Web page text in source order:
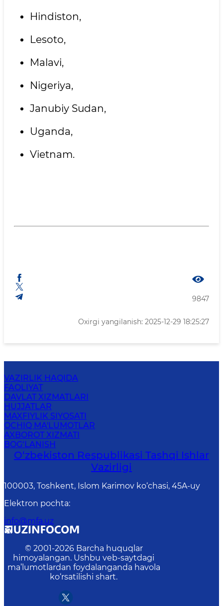
Hindiston,
Lesoto,
Malavi,
Nigeriya,
Janubiy Sudan,
Uganda,
Vietnam.
9847
Oxirgi yangilanish: 2025-12-29 18:25:27
VAZIRLIK HAQIDA
FAOLIYAT
DAVLAT XIZMATLARI
HUJJATLAR
MAXFIYLIK SIYOSATI
OCHIQ MA'LUMOTLAR
AXBOROT XIZMATI
BOG‘LANISH
O‘zbеkistоn Rеspublikаsi Tashqi Ishlаr
Vаzirligi
100003, Toshkent, Islom Karimov ko‘chasi, 45A-uy
Elektron pochta:
info@mfa.uz
© 2001-2026 Barcha huquqlar
himoyalangan. Ushbu veb-saytdagi
ma’lumotlardan foydalanganda havola
ko‘rsatilishi shart.